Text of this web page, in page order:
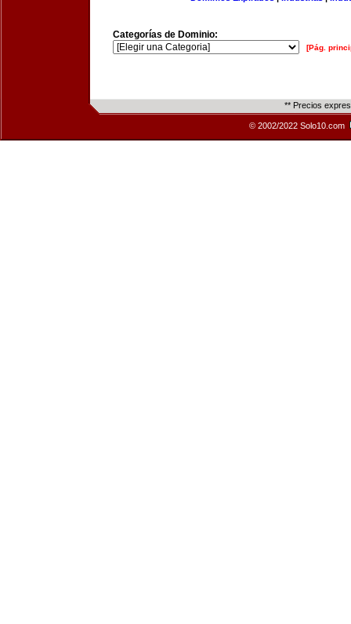
Categorías de Dominio:
[Pág.
** Precios
© 2002/2022 Solo10.com